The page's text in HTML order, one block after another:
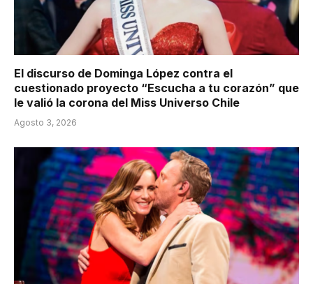
El discurso de Dominga López contra el
cuestionado proyecto “Escucha a tu corazón” que
le valió la corona del Miss Universo Chile
Agosto 3, 2026